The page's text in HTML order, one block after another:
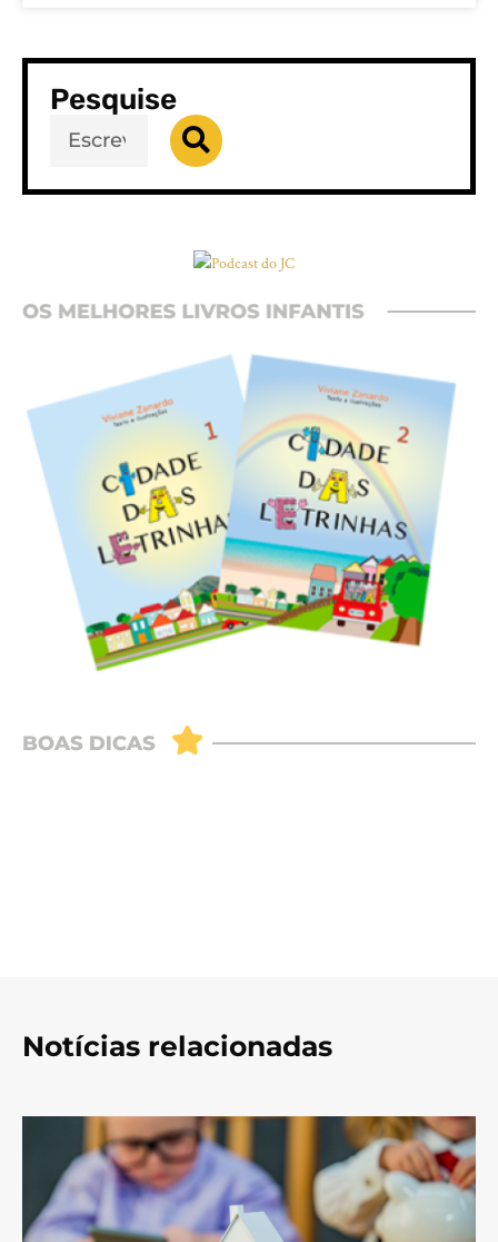
Pesquise
Notícias relacionadas